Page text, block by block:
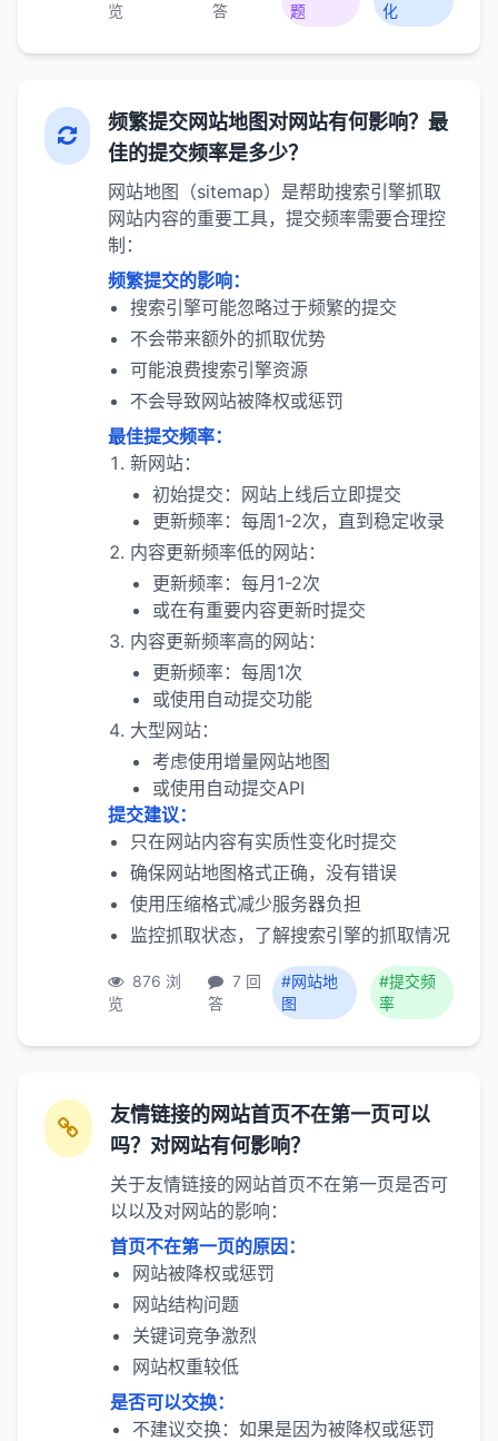
览
答
题
化
频繁提交网站地图对网站有何影响？最
佳的提交频率是多少？
网站地图（sitemap）是帮助搜索引擎抓取
网站内容的重要工具，提交频率需要合理控
制：
频繁提交的影响：
搜索引擎可能忽略过于频繁的提交
不会带来额外的抓取优势
可能浪费搜索引擎资源
不会导致网站被降权或惩罚
最佳提交频率：
新网站：
初始提交：网站上线后立即提交
更新频率：每周1-2次，直到稳定收录
内容更新频率低的网站：
更新频率：每月1-2次
或在有重要内容更新时提交
内容更新频率高的网站：
更新频率：每周1次
或使用自动提交功能
大型网站：
考虑使用增量网站地图
或使用自动提交API
提交建议：
只在网站内容有实质性变化时提交
确保网站地图格式正确，没有错误
使用压缩格式减少服务器负担
监控抓取状态，了解搜索引擎的抓取情况
876 浏
览
7 回
答
#网站地
图
#提交频
率
友情链接的网站首页不在第一页可以
吗？对网站有何影响？
关于友情链接的网站首页不在第一页是否可
以以及对网站的影响：
首页不在第一页的原因：
网站被降权或惩罚
网站结构问题
关键词竞争激烈
网站权重较低
是否可以交换：
不建议交换：如果是因为被降权或惩罚